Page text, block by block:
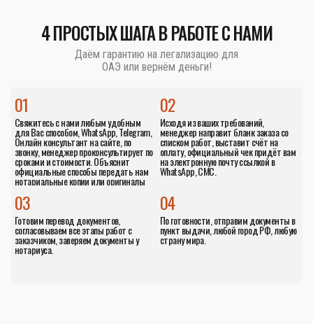
4 ПРОСТЫХ ШАГА В РАБОТЕ С НАМИ
Даём гарантию на легализацию для
ОАЭ или вернём деньги!
01
Свяжитесь с нами любым удобным
для Вас способом, WhatsApp, Telegram,
Онлайн консультант на сайте, по
звонку, менеджер проконсультирует по
сроками и стоимости. Объяснит
официальные способы передать нам
нотариальные копии или оригиналы
02
Исходя из ваших требований,
менеджер направит бланк заказа со
списком работ, выставит счёт на
оплату, официальный чек придёт вам
на электронную почту ссылкой в
WhatsApp, СМС.
04
По готовности, отправим документы в
пункт выдачи, любой город РФ, любую
страну мира.
03
Готовим перевод документов,
согласовываем все этапы работ с
заказчиком, заверяем документы у
нотариуса.